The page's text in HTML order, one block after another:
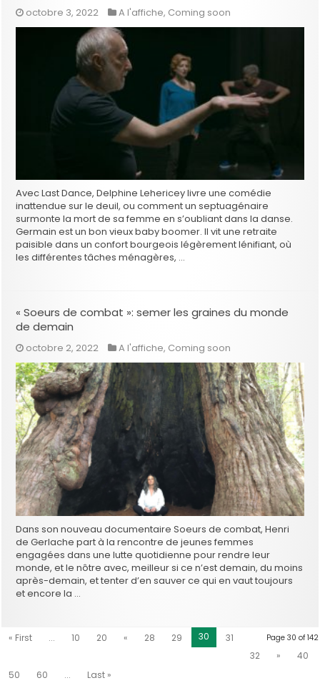
octobre 3, 2022 A l'affiche, Coming soon
Avec Last Dance, Delphine Lehericey livre une comédie
inattendue sur le deuil, ou comment un septuagénaire
surmonte la mort de sa femme en s’oubliant dans la danse.
Germain est un bon vieux baby boomer. Il vit une retraite
paisible dans un confort bourgeois légèrement lénifiant, où
les différentes tâches ménagères, …
« Soeurs de combat »: semer les graines du monde
de demain
octobre 2, 2022 A l'affiche, Coming soon
Dans son nouveau documentaire Soeurs de combat, Henri
de Gerlache part à la rencontre de jeunes femmes
engagées dans une lutte quotidienne pour rendre leur
monde, et le nôtre avec, meilleur si ce n’est demain, du moins
après-demain, et tenter d’en sauver ce qui en vaut toujours
et encore la …
Page 30 of 142
« First ... 10 20 « 28 29 30
31
32
»
40
50
60 ... Last »